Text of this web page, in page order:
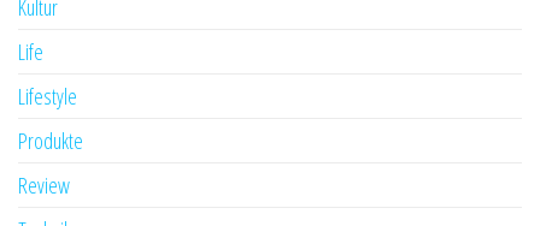
Kultur
Life
Lifestyle
Produkte
Review